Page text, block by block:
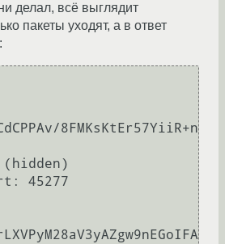
делал, всё выглядит
пакеты уходят, а в ответ
8FMKsKtEr57YiiR+n